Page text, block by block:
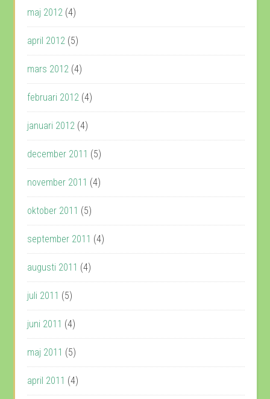
maj 2012 (4)
april 2012 (5)
mars 2012 (4)
februari 2012 (4)
januari 2012 (4)
december 2011 (5)
november 2011 (4)
oktober 2011 (5)
september 2011 (4)
augusti 2011 (4)
juli 2011 (5)
juni 2011 (4)
maj 2011 (5)
april 2011 (4)